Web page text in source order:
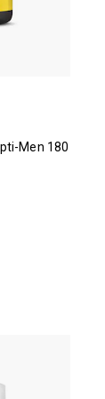
Men 180